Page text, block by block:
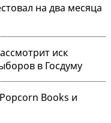
на два месяца
иск
в Госдуму
Books и